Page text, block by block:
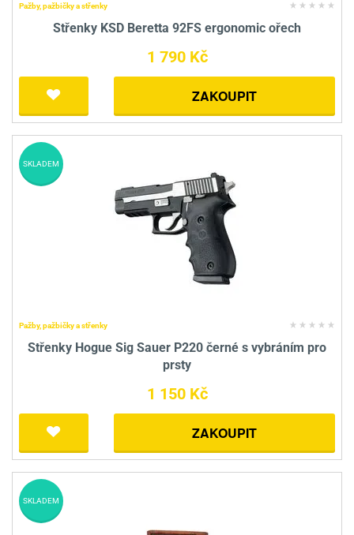
Pažby, pažbičky a střenky
Střenky KSD Beretta 92FS ergonomic ořech
1 790 Kč
ZAKOUPIT
Pažby, pažbičky a střenky
Střenky Hogue Sig Sauer P220 černé s vybráním pro
prsty
1 150 Kč
ZAKOUPIT
SKLADEM
SKLADEM